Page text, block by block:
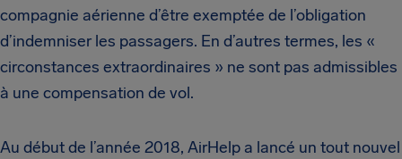
compagnie aérienne d’être exemptée de l’obligation
d’indemniser les passagers. En d’autres termes, les «
circonstances extraordinaires » ne sont pas admissibles
à une compensation de vol.
Au début de l’année 2018, AirHelp a lancé un tout nouvel